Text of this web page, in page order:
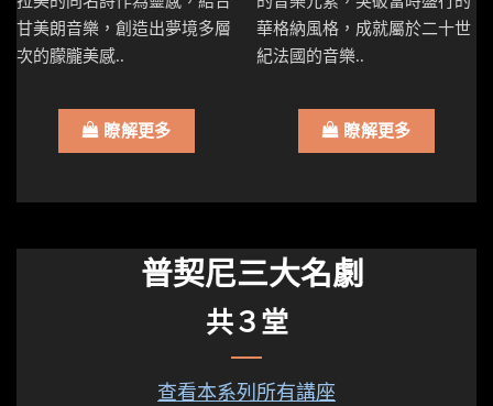
甘美朗音樂，創造出夢境多層
次的朦朧美感..
瞭解更多
華格納風格，成就屬於二十世
紀法國的音樂..
瞭解更多
普契尼三大名劇
共３堂
查看本系列所有講座